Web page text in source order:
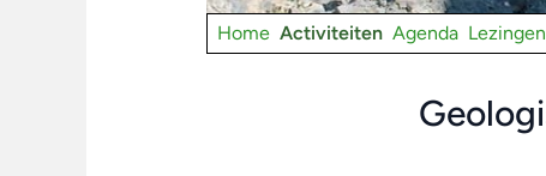
Home Activiteiten Agenda Lezingen